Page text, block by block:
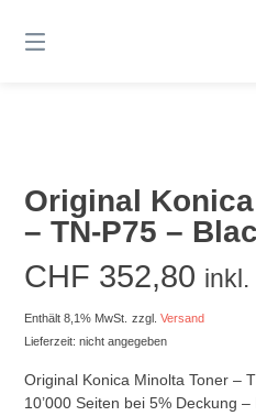
zum
Original
– TN-P75 –
CHF 352,80 inkl.
Enthält 8,1% MwSt. zzgl.Versand
Lieferzeit: nicht angegeben
Original Konica Minolta Toner –
10’000 Seiten bei 5% Deckung